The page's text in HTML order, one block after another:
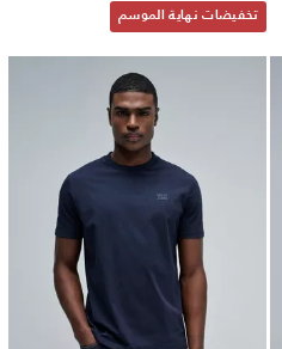
تخفيضات نهاية الموسم